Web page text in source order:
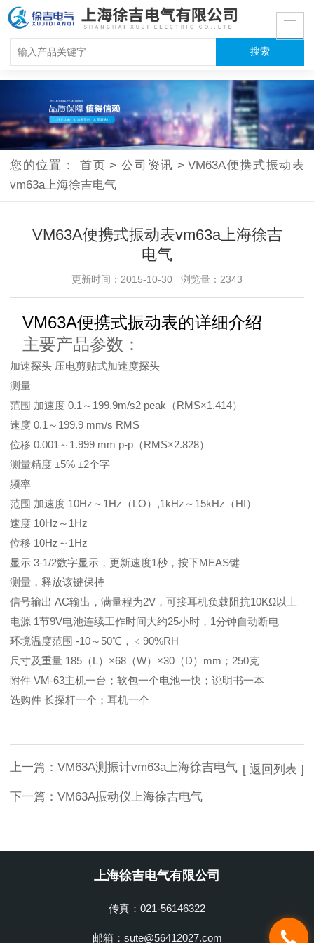
您的位置：首页 > 公司资讯 > VM63A便携式振动表
vm63a上海徐吉电气
VM63A便携式振动表vm63a上海徐吉
电气
更新时间：2015-10-30 浏览量：2343
VM63A便携式振动表的详细介绍
主要产品参数：
加速探头 压电剪贴式加速度探头
测量
范围 加速度 0.1～199.9m/s2 peak（RMS×1.414）
速度 0.1～199.9 mm/s RMS
位移 0.001～1.999 mm p-p（RMS×2.828）
测量精度 ±5% ±2个字
频率
范围 加速度 10Hz～1Hz（LO）,1kHz～15kHz（HI）
速度 10Hz～1Hz
位移 10Hz～1Hz
显示 3-1/2数字显示，更新速度1秒，按下MEAS键
测量，释放该键保持
信号输出 AC输出，满量程为2V，可接耳机负载阻抗10KΩ以上
电源 1节9V电池连续工作时间大约25小时，1分钟自动断电
环境温度范围 -10～50℃，﹤90%RH
尺寸及重量 185（L）×68（W）×30（D）mm；250克
附件 VM-63主机一台；软包一个电池一快；说明书一本
选购件 长探杆一个；耳机一个
上一篇： VM63A测振计vm63a上海徐吉电气
下一篇： VM63A振动仪上海徐吉电气
[ 返回列表 ]
上海徐吉电气有限公司
传真：021-56146322
邮箱：sute@56412027.com